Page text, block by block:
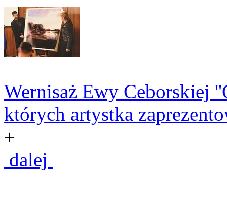
Wernisaż Ewy Ceborskiej
których artystka
+
dalej